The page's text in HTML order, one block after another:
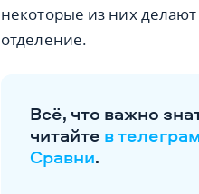
некоторые из них
отделение.
Всё, что важно
читайте в
Сравни.